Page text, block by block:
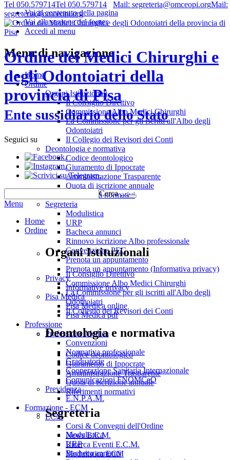
Vai al contenuto della pagina
Vai alla sezione del footer
Accedi al menu
Tel 050.579714Tel 050.579714 Mail: segreteria@omceopi.orgMail:
segreteria@omceopi.org
Ordine dei Medici Chirurghi e
degli Odontoiatri della
provincia di Pisa
Ente sussidiario dello Stato
Seguici su
.
.
.
Cerca …
Menu
Home
Ordine
Organi Istituzionali
Il Consiglio Direttivo
Commissione Albo Medici Chirurghi
La Commissione per gli iscritti all'Albo degli
Odontoiatri
Il Collegio dei Revisori dei Conti
Deontologia e normativa
Codice deontologico
Giuramento di Ippocrate
Amministrazione Trasparente
Quota di iscrizione annuale
Riferimenti normativi
Segreteria
Modulistica
URP
Bacheca annunci
Menu di navigazione
Home
Ordine
Organi Istituzionali
Il Consiglio Direttivo
Commissione Albo Medici Chirurghi
La Commissione per gli iscritti all'Albo degli
Odontoiatri
Il Collegio dei Revisori dei Conti
Deontologia e normativa
Codice deontologico
Giuramento di Ippocrate
Amministrazione Trasparente
Quota di iscrizione annuale
Riferimenti normativi
Segreteria
Modulistica
URP
Bacheca annunci
Rinnovo iscrizione Albo professionale
Convenzione PEC
Prenota un appuntamento
Prenota un appuntamento (Informativa privacy)
Privacy
Informative privacy
Pisa Medica
Pisa Medica online
Pisa Medica pdf
Professione
Professione Medica
Convenzioni
Normativa professionale
Graduatorie
Cooperazione Sanitaria Internazionale
Comunicazioni FNOMCeO
Previdenza
E.N.P.A.M.
Formazione - ECM
ECM
Corsi & Convegni dell'Ordine
News E.C.M.
Ricerca Eventi E.C.M.
Modulistica ECM